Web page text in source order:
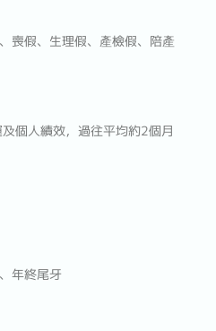
喪假、生理假、產檢假、陪產
個人績效，過往平均約2個月
年終尾牙